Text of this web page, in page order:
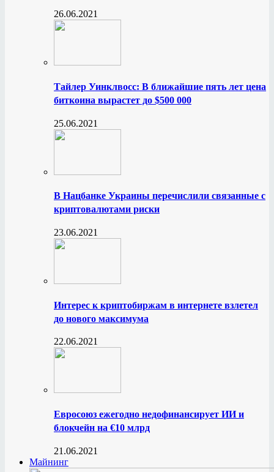
26.06.2021
Тайлер Уинклвосс: В ближайшие пять лет цена
биткоина вырастет до $500 000
25.06.2021
В Нацбанке Украины перечислили связанные с
криптовалютами риски
23.06.2021
Интерес к криптобиржам в интернете взлетел
до нового максимума
22.06.2021
Евросоюз ежегодно недофинансирует ИИ и
блокчейн на €10 млрд
21.06.2021
Майнинг